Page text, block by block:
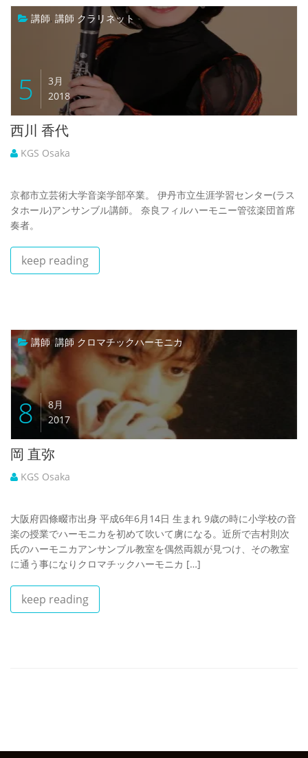
講師, 講師 クラリネット
5
3月
2018
西川 香代
KGS Osaka
京都市立芸術大学音楽学部卒業。 伊丹市立生涯学習センター(ラス
タホール)アンサンブル講師。 奈良フィルハーモニー管弦楽団首席
奏者。
keep reading
講師,講師 クロマチックハーモニカ
8
8月
2017
岡 直弥
KGS Osaka
大阪府四條畷市出身 平成6年6月14日 生まれ 9歳の時に小学校の音
楽の授業でハーモニカを初めて吹いて虜になる。近所で吉村則次
氏のハーモニカアンサンブル教室を偶然両親が見つけ、その教室
に通う事になりクロマチックハーモニカ […]
keep reading